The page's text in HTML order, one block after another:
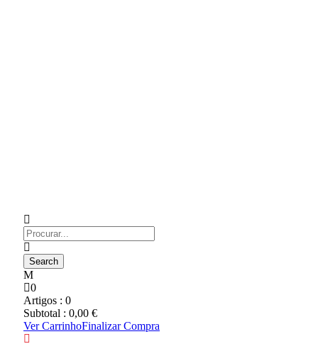
0
Artigos : 0
Subtotal : 0,00 €
Ver CarrinhoFinalizar Compra